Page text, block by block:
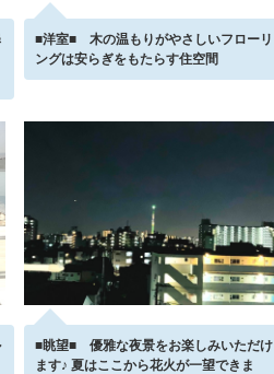
■洋室■ 木の温もりがやさしいフローリ
ングは安らぎをもたらす住空間
■眺望■ 優雅な夜景をお楽しみいただけ
ます♪ 夏はここから花火が一望できま